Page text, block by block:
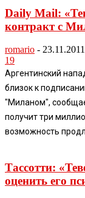
Daily Mail:
контракт с
romario - 23.11.2011
19
Аргентинский
близок к
"Миланом",
получит три
возможность
Тассотти:
оценить его